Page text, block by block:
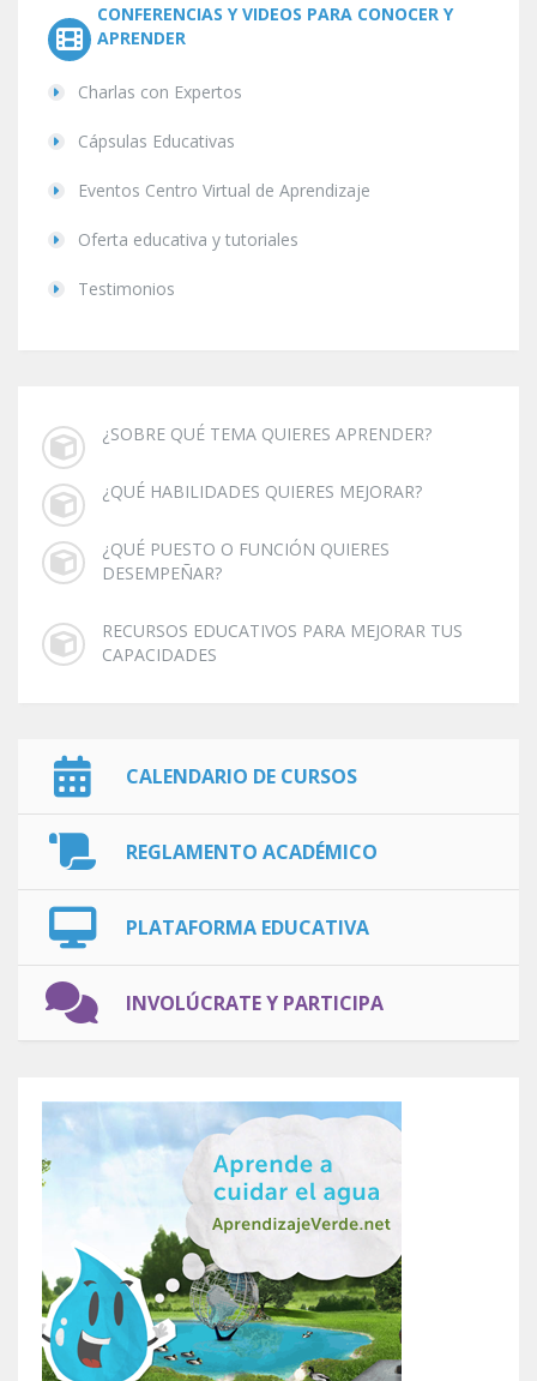
CONFERENCIAS Y VIDEOS PARA CONOCER Y
APRENDER
Charlas con Expertos
Cápsulas Educativas
Eventos Centro Virtual de Aprendizaje
Oferta educativa y tutoriales
Testimonios
¿SOBRE QUÉ TEMA QUIERES APRENDER?
¿QUÉ HABILIDADES QUIERES MEJORAR?
¿QUÉ PUESTO O FUNCIÓN QUIERES
DESEMPEÑAR?
RECURSOS EDUCATIVOS PARA MEJORAR TUS
CAPACIDADES
CALENDARIO DE CURSOS
REGLAMENTO ACADÉMICO
PLATAFORMA EDUCATIVA
INVOLÚCRATE Y PARTICIPA